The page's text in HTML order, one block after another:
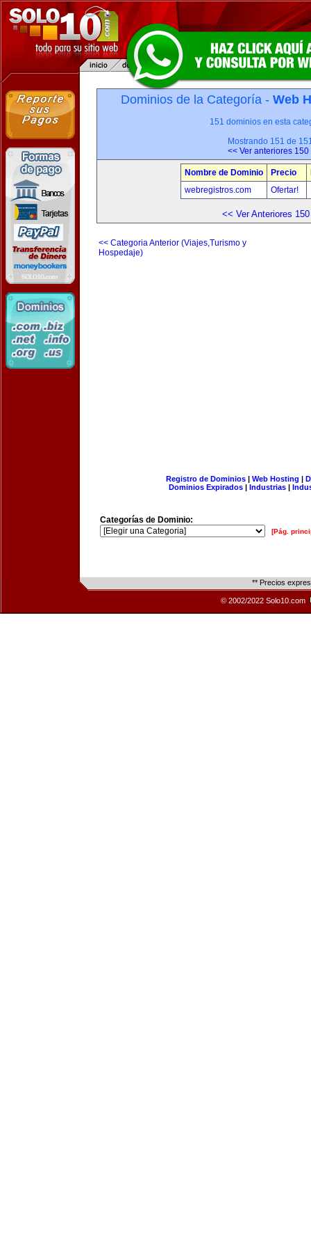
Dominios de la Categoría - Web
151 dominios en esta
Mostrando 151 de
<< Ver anteriores 150
Nombre de Dominio Precio
webregistros.com
Ofertar!
<< Ver Anteriores 150
<< Categoria Anterior (Viajes,Turismo y
Hospedaje)
Registro de Dominios| Web Hosting |
Dominios Expirados | Industrias |
Categorías de Dominio:
[Pág.
** Precios
© 2002/2022 Solo10.com